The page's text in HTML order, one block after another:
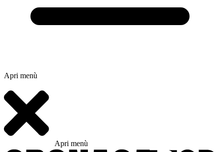
Apri menù
Apri menù